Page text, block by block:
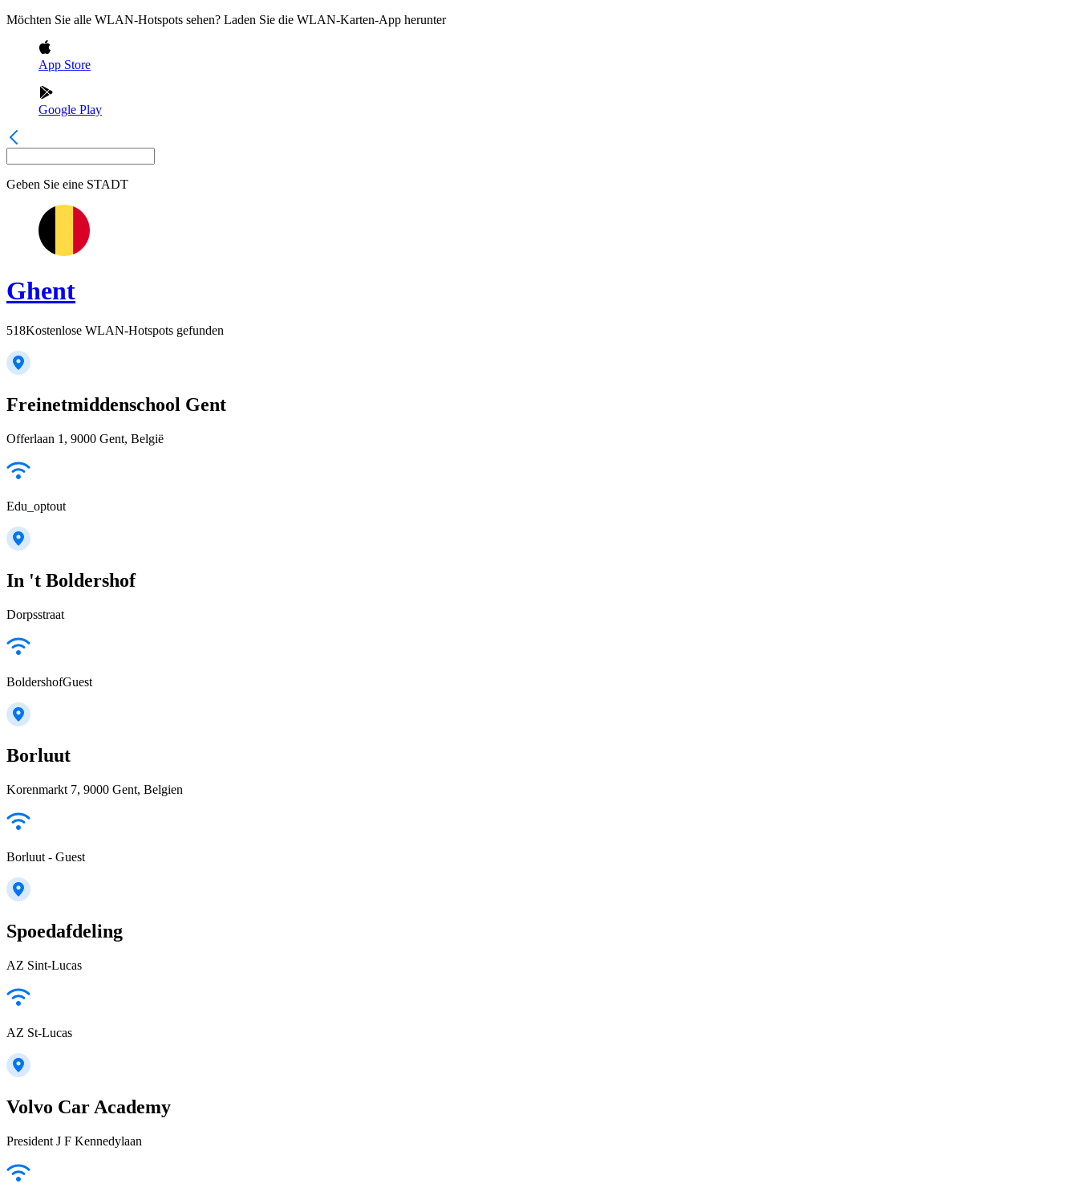
Möchten Sie alle WLAN-Hotspots sehen? Laden Sie die WLAN-Karten-App herunter
App Store
Google Play
Geben Sie eine STADT
Ghent
518Kostenlose WLAN-Hotspots gefunden
Freinetmiddenschool Gent
Offerlaan 1, 9000 Gent, België
Edu_optout
In 't Boldershof
Dorpsstraat
BoldershofGuest
Borluut
Korenmarkt 7, 9000 Gent, Belgien
Borluut - Guest
Spoedafdeling
AZ Sint-Lucas
AZ St-Lucas
Volvo Car Academy
President J F Kennedylaan